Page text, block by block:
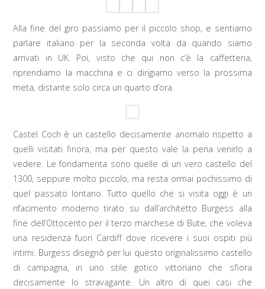
Alla fine del giro passiamo per il piccolo shop, e sentiamo
parlare italiano per la seconda volta da quando siamo
arrivati in UK. Poi, visto che qui non c’è la caffetteria,
riprendiamo la macchina e ci dirigiamo verso la prossima
meta, distante solo circa un quarto d’ora.
Castel Coch è un castello decisamente anomalo rispetto a
quelli visitati finora, ma per questo vale la pena venirlo a
vedere. Le fondamenta sono quelle di un vero castello del
1300, seppure molto piccolo, ma resta ormai pochissimo di
quel passato lontano. Tutto quello che si visita oggi è un
rifacimento moderno tirato su dall’architetto Burgess alla
fine dell’Ottocento per il terzo marchese di Bute, che voleva
una residenza fuori Cardiff dove ricevere i suoi ospiti più
intimi. Burgess disegnò per lui questo originalissimo castello
di campagna, in uno stile gotico vittoriano che sfiora
decisamente lo stravagante. Un altro di quei casi che